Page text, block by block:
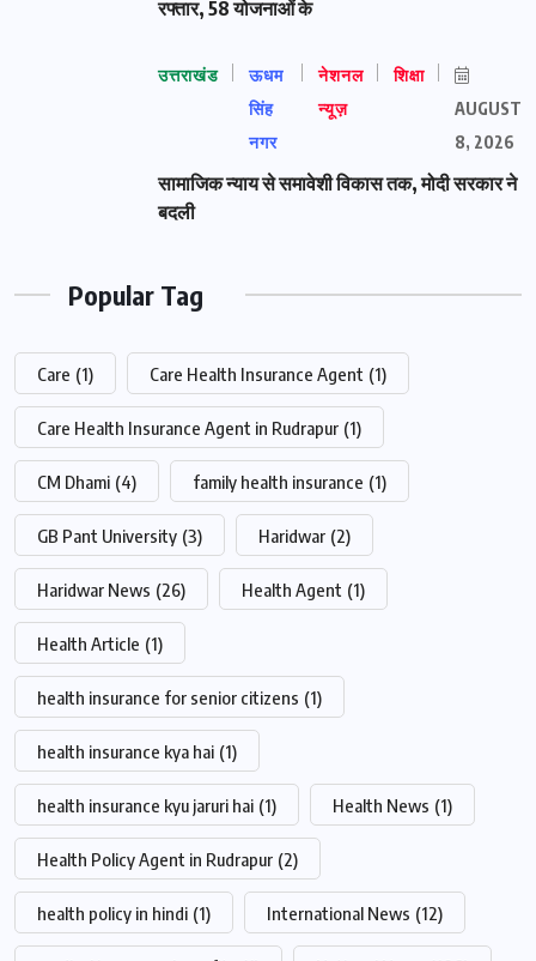
रफ्तार, 58 योजनाओं के
उत्तराखंड
ऊधम
सिंह
नगर
नेशनल
न्यूज़
शिक्षा
AUGUST
8, 2026
सामाजिक न्याय से समावेशी विकास तक, मोदी सरकार ने
बदली
Popular Tag
Care (1) Care Health Insurance Agent (1)
Care Health Insurance Agent in Rudrapur (1)
CM Dhami (4) family health insurance (1)
GB Pant University (3) Haridwar (2)
Haridwar News (26) Health Agent (1)
Health Article (1)
health insurance for senior citizens (1)
health insurance kya hai (1)
health insurance kyu jaruri hai (1) Health News (1)
Health Policy Agent in Rudrapur (2)
health policy in hindi (1) International News (12)